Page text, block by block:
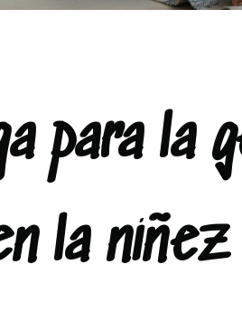
para la
la niñez